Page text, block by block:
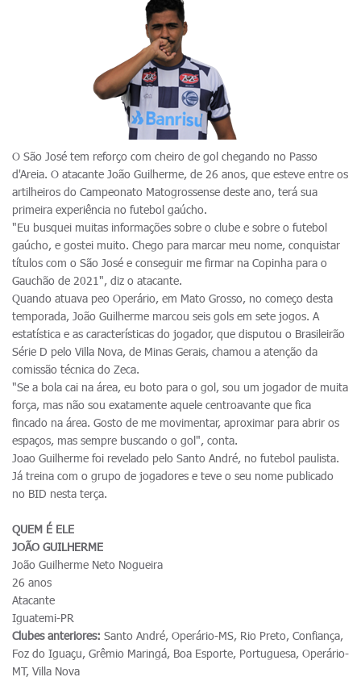
O São José tem reforço com cheiro de gol chegando no Passo
d'Areia. O atacante João Guilherme, de 26 anos, que esteve entre os
artilheiros do Campeonato Matogrossense deste ano, terá sua
primeira experiência no futebol gaúcho.
"Eu busquei muitas informações sobre o clube e sobre o futebol
gaúcho, e gostei muito. Chego para marcar meu nome, conquistar
títulos com o São José e conseguir me firmar na Copinha para o
Gauchão de 2021", diz o atacante.
Quando atuava peo Operário, em Mato Grosso, no começo desta
temporada, João Guilherme marcou seis gols em sete jogos. A
estatística e as características do jogador, que disputou o Brasileirão
Série D pelo Villa Nova, de Minas Gerais, chamou a atenção da
comissão técnica do Zeca.
"Se a bola cai na área, eu boto para o gol, sou um jogador de muita
força, mas não sou exatamente aquele centroavante que fica
fincado na área. Gosto de me movimentar, aproximar para abrir os
espaços, mas sempre buscando o gol", conta.
Joao Guilherme foi revelado pelo Santo André, no futebol paulista.
Já treina com o grupo de jogadores e teve o seu nome publicado
no BID nesta terça.
QUEM É ELE
JOÃO GUILHERME
João Guilherme Neto Nogueira
26 anos
Atacante
Iguatemi-PR
Clubes anteriores: Santo André, Operário-MS, Rio Preto, Confiança,
Foz do Iguaçu, Grêmio Maringá, Boa Esporte, Portuguesa, Operário-
MT, Villa Nova